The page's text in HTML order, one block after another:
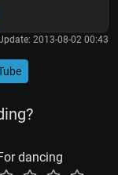
2013-08-02 00:43
dancing